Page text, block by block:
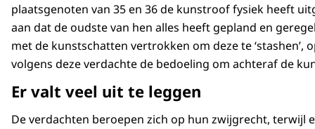
plaatsgenoten van 35 en 36 de kunstroof fysiek heeft
aan dat de oudste van hen alles heeft gepland en
met de kunstschatten vertrokken om deze te ‘stashen’,
volgens deze verdachte de bedoeling om achteraf de
Er valt veel uit te leggen
De verdachten beroepen zich op hun zwijgrecht, terwijl